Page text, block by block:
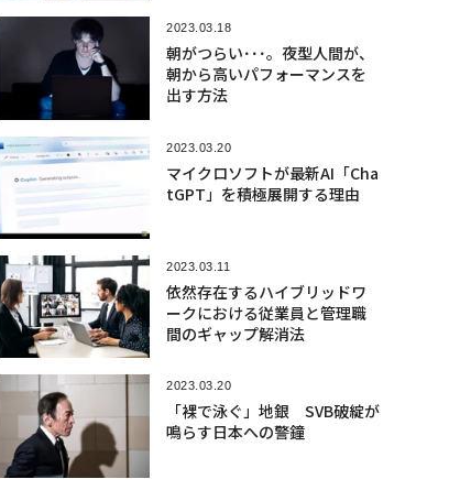
2023.03.18
朝がつらい･･･。夜型人間が、
朝から高いパフォーマンスを
出す方法
2023.03.20
マイクロソフトが最新AI「Cha
tGPT」を積極展開する理由
2023.03.11
依然存在するハイブリッドワ
ークにおける従業員と管理職
間のギャップ解消法
2023.03.20
「裸で泳ぐ」地銀 SVB破綻が
鳴らす日本への警鐘